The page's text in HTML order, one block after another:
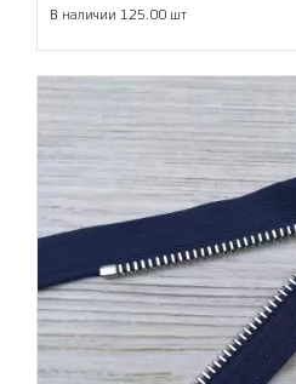
В наличии 125.00 шт